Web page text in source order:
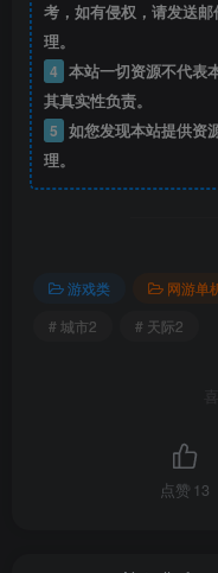
深度模拟
。
AI 与复杂的经济系统代
响。在您制定策略、解
栩栩如生的城市。
您的决定将形塑
考，如有侵权，请发送邮
理。
4 本站一切资源不代表
其真实性负责。
5 如您发现本站提供资
理。
游戏类
网游单
# 城市2
# 天际2
点赞 13